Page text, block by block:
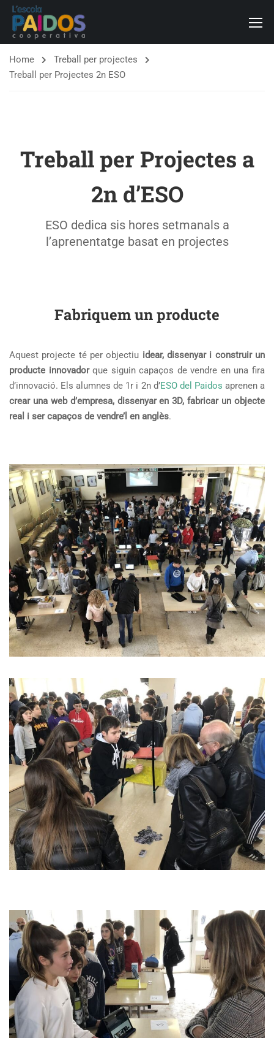
Home
Treball per projectes
Treball per Projectes 2n ESO
Treball per Projectes a
2n d’ESO
ESO dedica sis hores setmanals a
l’aprenentatge basat en projectes
Fabriquem un producte
Aquest projecte té per objectiu idear, dissenyar i construir un
producte innovadorque siguin capaços de vendre en una fira
d’innovació. Els alumnes de 1r i 2n d’ESO del Paidos aprenen a
crear una web d’empresa, dissenyar en 3D, fabricar un objecte
real i ser capaços de vendre’l en anglès.